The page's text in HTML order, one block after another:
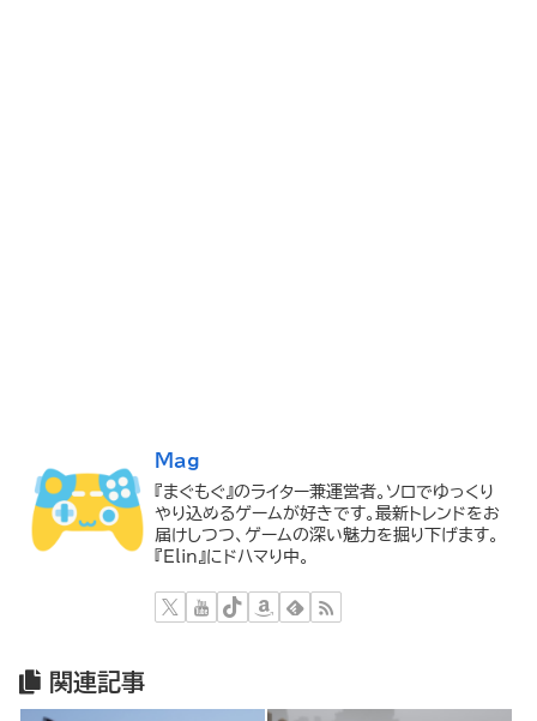
Mag
『まぐもぐ』のライター兼運営者。ソロでゆっくり
やり込めるゲームが好きです。最新トレンドをお
届けしつつ、ゲームの深い魅力を掘り下げます。
『Elin』にドハマり中。
関連記事